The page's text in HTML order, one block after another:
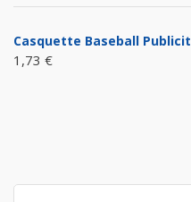
Casquette Baseball
1,73 €